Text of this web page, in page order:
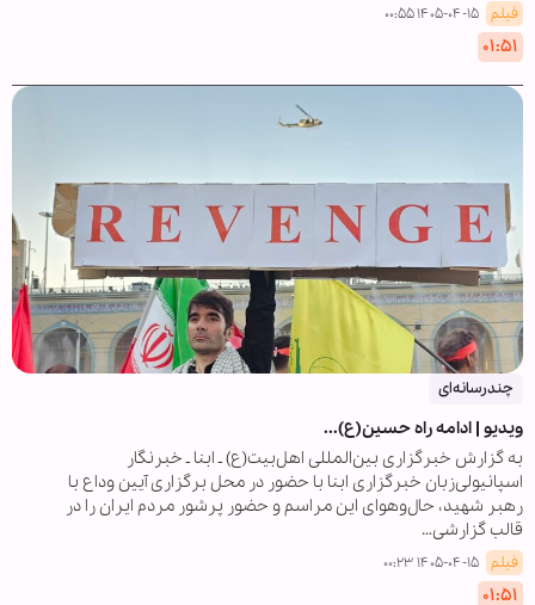
فیلم ۱۴۰۵-۰۴-۱۵ ۰۰:۵۵
۰۱:۵۱
چندرسانه‌ای
ویدیو | ادامه راه حسین(ع)...
به گزارش خبرگزاری بین‌المللی اهل‌بیت(ع) ـ ابنا ـ خبرنگار
اسپانیولی‌زبان خبرگزاری ابنا با حضور در محل برگزاری آیین وداع با
رهبر شهید، حال‌وهوای این مراسم و حضور پرشور مردم ایران را در
قالب گزارشی…
فیلم ۱۴۰۵-۰۴-۱۵ ۰۰:۲۳
۰۱:۵۱